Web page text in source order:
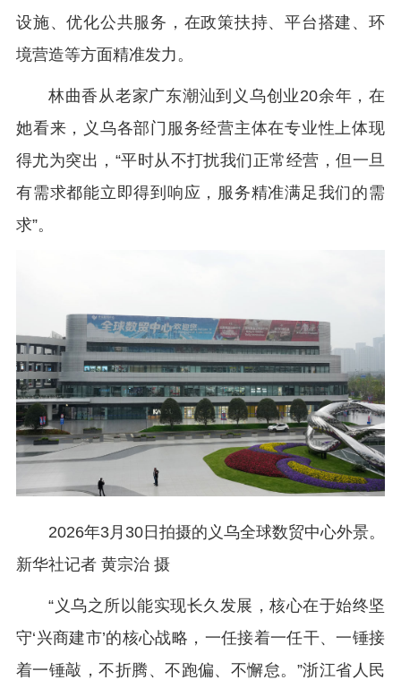
设施、优化公共服务，在政策扶持、平台搭建、环
境营造等方面精准发力。
林曲香从老家广东潮汕到义乌创业20余年，在
她看来，义乌各部门服务经营主体在专业性上体现
得尤为突出，“平时从不打扰我们正常经营，但一旦
有需求都能立即得到响应，服务精准满足我们的需
求”。
2026年3月30日拍摄的义乌全球数贸中心外景。
新华社记者 黄宗治 摄
“义乌之所以能实现长久发展，核心在于始终坚
守‘兴商建市’的核心战略，一任接着一任干、一锤接
着一锤敲，不折腾、不跑偏、不懈怠。”浙江省人民